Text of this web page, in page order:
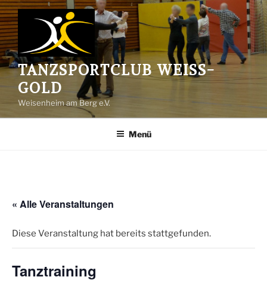
Zum
Inhalt
springen
TANZSPORTCLUB WEISS-G
OLD
Weisenheim am Berg e.V.
Menü
« Alle Veranstaltungen
Diese Veranstaltung hat bereits stattgefunden.
Tanztraining